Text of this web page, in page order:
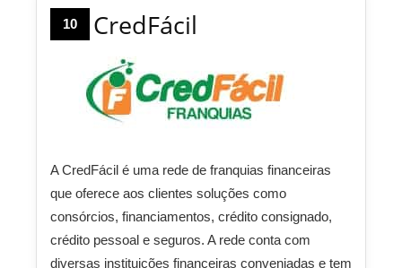
10 CredFácil
A CredFácil é uma rede de franquias financeiras
que oferece aos clientes soluções como
consórcios, financiamentos, crédito consignado,
crédito pessoal e seguros. A rede conta com
diversas instituições financeiras conveniadas e tem